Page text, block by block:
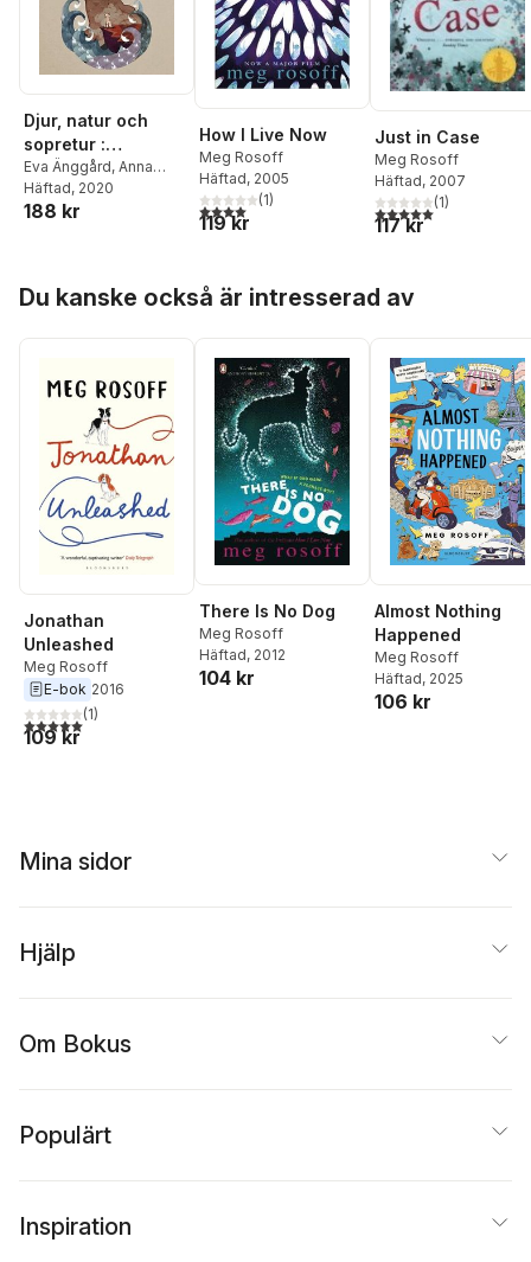
Djur, natur och
sopretur :
perspektiv på
barnkulturen i
antropocen
Eva Änggård, Anna
Svensson
Kundromichalis
Isaksson,Gunilla
Häftad, 2020
188 kr
How I Live Now
Meg Rosoff
Häftad, 2005
4,0utav 5 stjärnor. Totalt antal röster:
(1)
119 kr
Just in Case
Meg Rosoff
Häftad, 2007
5,0utav 5 stjärnor.
(1)
117 kr
Du kanske också är intresserad av
Jonathan
Unleashed
Meg Rosoff
E-bok 2016
5,0utav 5 stjärnor. Totalt antal röster:
(1)
109 kr
There Is No Dog
Meg Rosoff
Häftad, 2012
104 kr
Almost Nothing
Happened
Meg Rosoff
Häftad, 2025
106 kr
Mina sidor
Hjälp
Om Bokus
Populärt
Inspiration